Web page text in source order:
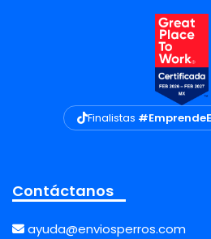
Finalistas
Contáctanos
ayuda@enviosperros.com